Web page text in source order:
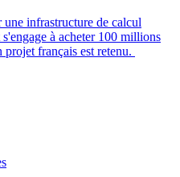
infrastructure de calcul
à acheter 100 millions
projet français est retenu.